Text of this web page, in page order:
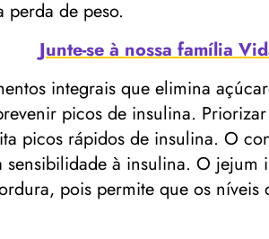
perda de peso.
Junte-se à nossa família
integrais que elimina
picos de insulina.
picos rápidos de insulina. O
à insulina. O jejum
pois permite que os